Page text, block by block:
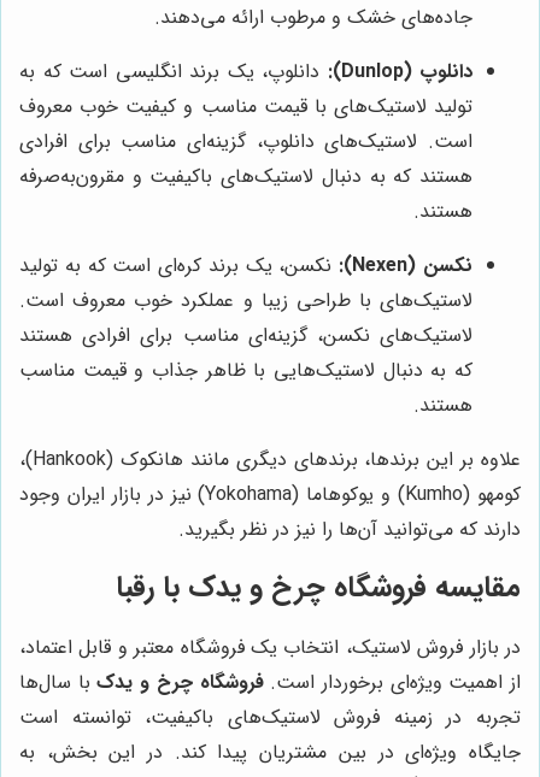
جاده‌های خشک و مرطوب ارائه می‌دهند.
دانلوپ (Dunlop):
دانلوپ، یک برند انگلیسی است که به
تولید لاستیک‌های با قیمت مناسب و کیفیت خوب معروف
است. لاستیک‌های دانلوپ، گزینه‌ای مناسب برای افرادی
هستند که به دنبال لاستیک‌های باکیفیت و مقرون‌به‌صرفه
هستند.
نکسن (Nexen):
نکسن، یک برند کره‌ای است که به تولید
لاستیک‌های با طراحی زیبا و عملکرد خوب معروف است.
لاستیک‌های نکسن، گزینه‌ای مناسب برای افرادی هستند
که به دنبال لاستیک‌هایی با ظاهر جذاب و قیمت مناسب
هستند.
علاوه بر این برندها، برندهای دیگری مانند هانکوک (Hankook)،
کومهو (Kumho) و یوکوهاما (Yokohama) نیز در بازار ایران وجود
دارند که می‌توانید آن‌ها را نیز در نظر بگیرید.
مقایسه فروشگاه چرخ و یدک با رقبا
در بازار فروش لاستیک، انتخاب یک فروشگاه معتبر و قابل اعتماد،
از اهمیت ویژه‌ای برخوردار است.فروشگاه چرخ و یدکبا سال‌ها
تجربه در زمینه فروش لاستیک‌های باکیفیت، توانسته است
جایگاه ویژه‌ای در بین مشتریان پیدا کند. در این بخش، به